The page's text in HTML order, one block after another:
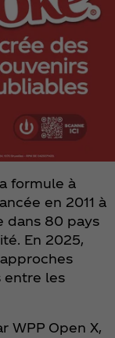
formule à
en 2011 à
dans 80 pays
En 2025,
entre les
WPP Open X,